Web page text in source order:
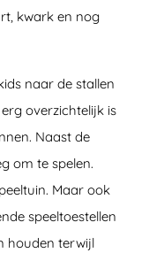
kwark en nog
naar de stallen
overzichtelijk is
Naast de
om te spelen.
Maar ook
speeltoestellen
houden terwijl